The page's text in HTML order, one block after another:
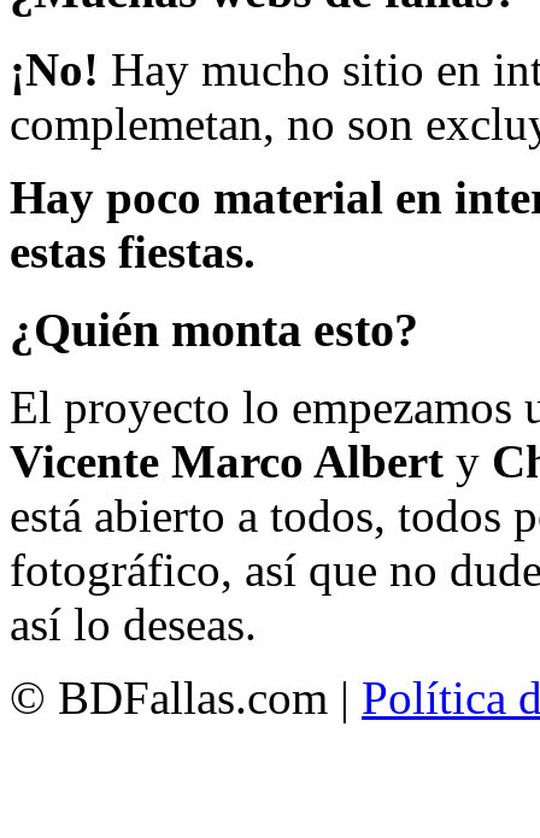
¡No! Hay mucho sitio en
complemetan, no son
Hay poco material en
estas fiestas.
¿Quién monta esto?
El proyecto lo empezamos
Vicente Marco Albert y
está abierto a todos, todos
fotográfico, así que no
así lo deseas.
© BDFallas.com | Política